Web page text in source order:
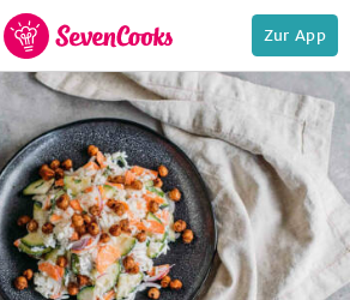
zur
Startseite
Zur App